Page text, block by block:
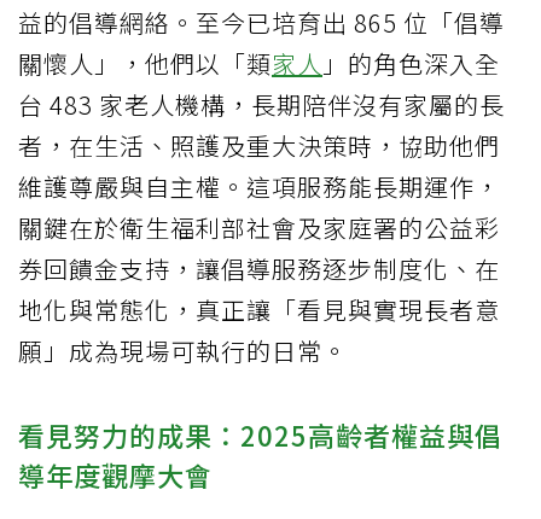
益的倡導網絡。至今已培育出 865 位「倡導
關懷人」，他們以「類家人 」的角色深入全
台 483 家老人機構，長期陪伴沒有家屬的長
者，在生活、照護及重大決策時，協助他們
維護尊嚴與自主權。這項服務能長期運作，
關鍵在於衛生福利部社會及家庭署的公益彩
券回饋金支持，讓倡導服務逐步制度化、在
地化與常態化，真正讓「看見與實現長者意
願」成為現場可執行的日常。
看見努力的成果：2025高齡者權益與倡
導年度觀摩大會